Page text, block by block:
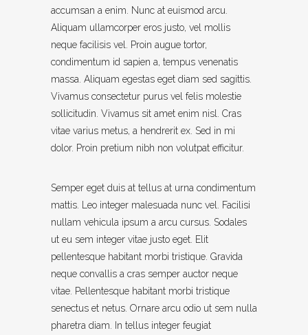
accumsan a enim. Nunc at euismod arcu.
Aliquam ullamcorper eros justo, vel mollis
neque facilisis vel. Proin augue tortor,
condimentum id sapien a, tempus venenatis
massa. Aliquam egestas eget diam sed sagittis.
Vivamus consectetur purus vel felis molestie
sollicitudin. Vivamus sit amet enim nisl. Cras
vitae varius metus, a hendrerit ex. Sed in mi
dolor. Proin pretium nibh non volutpat efficitur.
Semper eget duis at tellus at urna condimentum
mattis. Leo integer malesuada nunc vel. Facilisi
nullam vehicula ipsum a arcu cursus. Sodales
ut eu sem integer vitae justo eget. Elit
pellentesque habitant morbi tristique. Gravida
neque convallis a cras semper auctor neque
vitae. Pellentesque habitant morbi tristique
senectus et netus. Ornare arcu odio ut sem nulla
pharetra diam. In tellus integer feugiat